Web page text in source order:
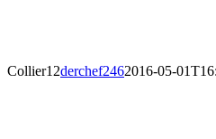
Collier12derchef2462016-05-